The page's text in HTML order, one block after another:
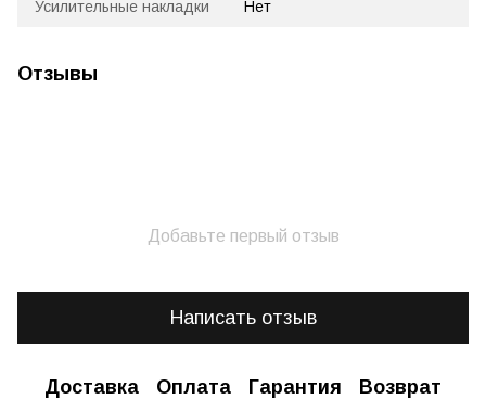
Усилительные накладки Нет
Отзывы
Добавьте первый отзыв
Написать отзыв
Доставка Оплата Гарантия Возврат